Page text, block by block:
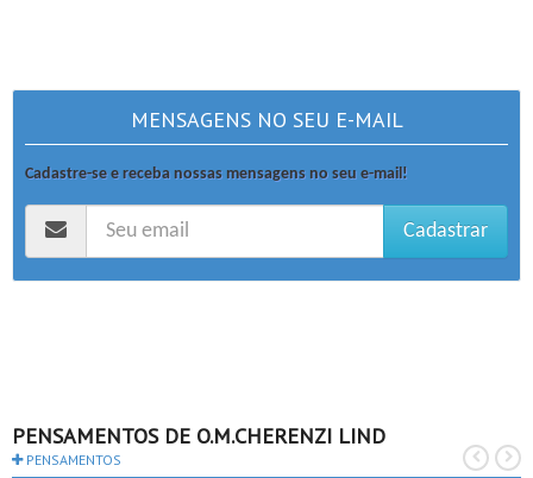
MENSAGENS NO SEU E-MAIL
Cadastre-se e receba nossas mensagens no seu e-mail!
Cadastrar
PENSAMENTOS DE O.M.CHERENZI LIND
PENSAMENTOS